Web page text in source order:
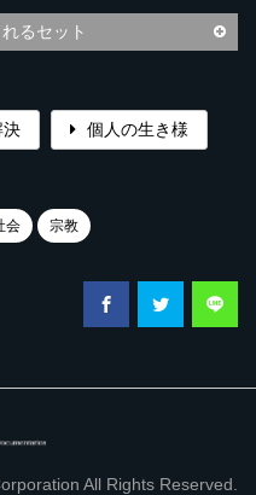
るセット
決 個人の生き様
会 宗教
All Rights Reserved.